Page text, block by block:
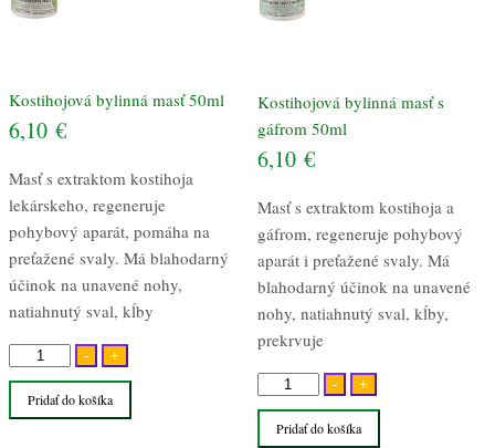
Kostihojová bylinná masť 50ml
6,10 €
Masť s extraktom kostihoja
lekárskeho, regeneruje
pohybový aparát, pomáha na
preťažené svaly. Má blahodarný
účinok na unavené nohy,
natiahnutý sval, kĺby
-
množstvo
Kostihojová
bylinná
+
Pridať do košíka
Kostihojová bylinná masť s
gáfrom 50ml
6,10 €
Masť s extraktom kostihoja a
gáfrom, regeneruje pohybový
aparát i preťažené svaly. Má
blahodarný účinok na unavené
nohy, natiahnutý sval, kĺby,
prekrvuje
-
množstvo
Kostihojová
bylinná
+
Pridať do košíka